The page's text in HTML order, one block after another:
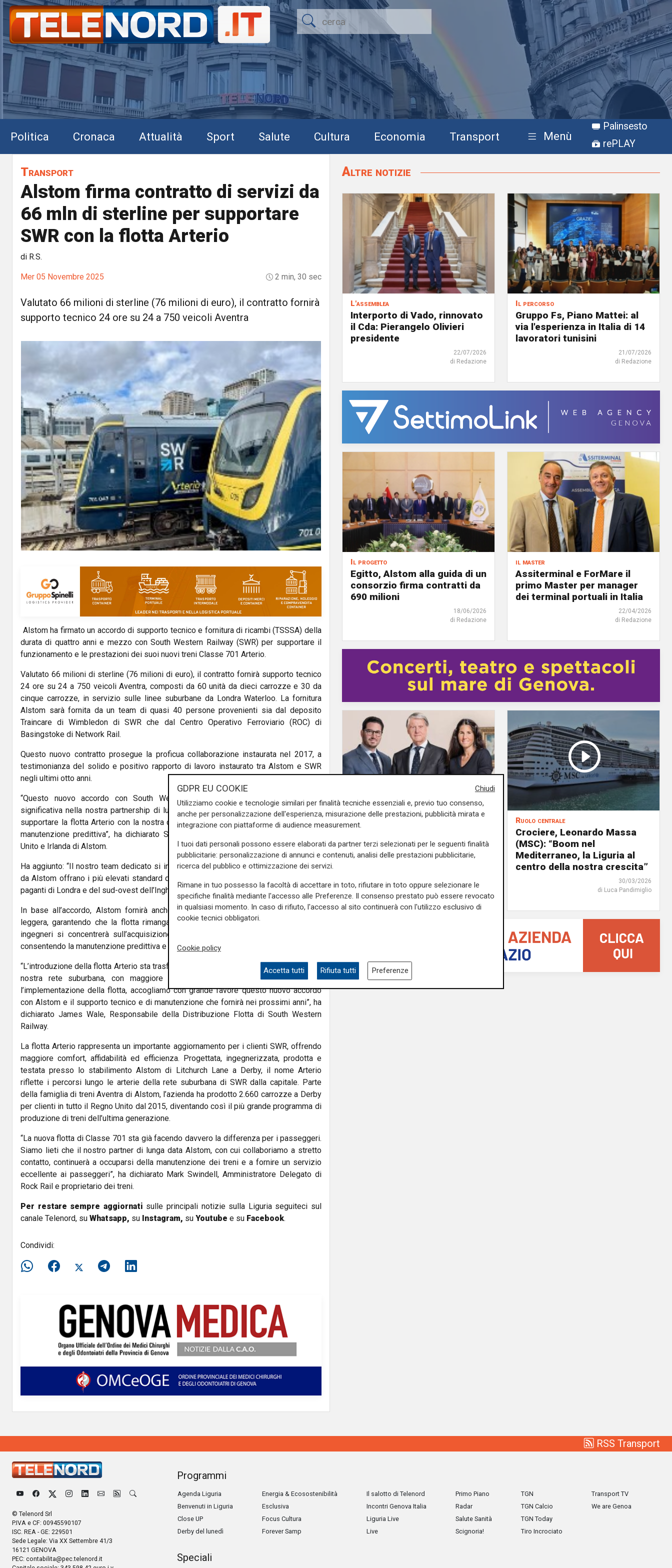
Politica Cronaca Attualità Sport Salute Cultura Economia Transport Menù
Palinsesto
rePLAY
Transport
Alstom firma contratto di servizi da
66 mln di sterline per supportare
SWR con la flotta Arterio
di R.S.
Mer 05 Novembre 2025 2 min, 30 sec
Valutato 66 milioni di sterline (76 milioni di euro), il contratto fornirà
supporto tecnico 24 ore su 24 a 750 veicoli Aventra
Alstom ha firmato un accordo di supporto tecnico e fornitura di ricambi (TSSSA) della
durata di quattro anni e mezzo con South Western Railway (SWR) per supportare il
funzionamento e le prestazioni dei suoi nuovi treni Classe 701 Arterio.
Valutato 66 milioni di sterline (76 milioni di euro), il contratto fornirà supporto tecnico
24 ore su 24 a 750 veicoli Aventra, composti da 60 unità da dieci carrozze e 30 da
cinque carrozze, in servizio sulle linee suburbane da Londra Waterloo. La fornitura
Alstom sarà fornita da un team di quasi 40 persone provenienti sia dal deposito
Traincare di Wimbledon di SWR che dal Centro Operativo Ferroviario (ROC) di
Basingstoke di Network Rail.
Questo nuovo contratto prosegue la proficua collaborazione instaurata nel 2017, a
testimonianza del solido e positivo rapporto di lavoro instaurato tra Alstom e SWR
negli ultimi otto anni.
“Questo nuovo accordo con South Western Railway segna una pietra miliare
significativa nella nostra partnership di lunga data. Siamo orgogliosi di continuare a
supportare la flotta Arterio con la nostra competenza tecnica e le nostre capacità di
manutenzione predittiva”, ha dichiarato Steven Harvey, Direttore Servizi per Regno
Unito e Irlanda di Alstom.
Ha aggiunto: “Il nostro team dedicato si impegna a garantire che questi treni costruiti
da Alstom offrano i più elevati standard di prestazioni e affidabilità per i passeggeri
paganti di Londra e del sud-ovest dell’Inghilterra”.
In base all’accordo, Alstom fornirà anche ricambi per la manutenzione pesante e
leggera, garantendo che la flotta rimanga in condizioni ottimali. Un team di cinque
ingegneri si concentrerà sull’acquisizione e l’analisi dei dati dai treni in servizio,
consentendo la manutenzione predittiva e il miglioramento delle prestazioni.
“L’introduzione della flotta Arterio sta trasformando i viaggi dei clienti sulle tratte della
nostra rete suburbana, con maggiore capacità e comfort. Mentre continuiamo
l’implementazione della flotta, accogliamo con grande favore questo nuovo accordo
con Alstom e il supporto tecnico e di manutenzione che fornirà nei prossimi anni”, ha
dichiarato James Wale, Responsabile della Distribuzione Flotta di South Western
Railway.
La flotta Arterio rappresenta un importante aggiornamento per i clienti SWR, offrendo
maggiore comfort, affidabilità ed efficienza. Progettata, ingegnerizzata, prodotta e
testata presso lo stabilimento Alstom di Litchurch Lane a Derby, il nome Arterio
riflette i percorsi lungo le arterie della rete suburbana di SWR dalla capitale. Parte
della famiglia di treni Aventra di Alstom, l’azienda ha prodotto 2.660 carrozze a Derby
per clienti in tutto il Regno Unito dal 2015, diventando così il più grande programma di
produzione di treni dell’ultima generazione.
“La nuova flotta di Classe 701 sta già facendo davvero la differenza per i passeggeri.
Siamo lieti che il nostro partner di lunga data Alstom, con cui collaboriamo a stretto
contatto, continuerà a occuparsi della manutenzione dei treni e a fornire un servizio
eccellente ai passeggeri”, ha dichiarato Mark Swindell, Amministratore Delegato di
Rock Rail e proprietario dei treni.
Per restare sempre aggiornati sulle principali notizie sulla Liguria seguiteci sul
canale Telenord, su Whatsapp, su Instagram, su Youtube e su Facebook.
Condividi:
Altre notizie
L'assemblea
Interporto di Vado, rinnovato
il Cda: Pierangelo Olivieri
presidente
22/07/2026
di Redazione
Il percorso
Gruppo Fs, Piano Mattei: al
via l'esperienza in Italia di 14
lavoratori tunisini
21/07/2026
di Redazione
Il progetto
Egitto, Alstom alla guida di un
consorzio firma contratti da
690 milioni
18/06/2026
di Redazione
il master
Assiterminal e ForMare il
primo Master per manager
dei terminal portuali in Italia
22/04/2026
di Redazione
il passaggio
generazione: proprietà
trasferita ai figli del
13/04/2026
Ruolo centrale
Crociere, Leonardo Massa
(MSC): “Boom nel
Mediterraneo, la Liguria al
centro della nostra crescita”
30/03/2026
di Luca Pandimiglio
RSS Transport
© Telenord Srl
P.IVA e CF: 00945590107
ISC. REA - GE: 229501
Sede Legale: Via XX Settembre 41/3
16121 GENOVA
PEC: contabilita@pec.telenord.it
Programmi
Agenda Liguria
Benvenuti in Liguria
Close UP
Derby del lunedì
Energia & Ecosostenibilità
Esclusiva
Focus Cultura
Forever Samp
Il salotto di Telenord
Incontri Genova Italia
Liguria Live
Live
Primo Piano
Radar
Salute Sanità
Scignoria!
TGN
TGN Calcio
TGN Today
Tiro Incrociato
Transport TV
We are Genoa
Speciali
Chiudi
GDPR EU COOKIE
Utilizziamo cookie e tecnologie similari per finalità tecniche essenziali e, previo tuo consenso,
anche per personalizzazione dell'esperienza, misurazione delle prestazioni, pubblicità mirata e
integrazione con piattaforme di audience measurement.
I tuoi dati personali possono essere elaborati da partner terzi selezionati per le seguenti finalità
pubblicitarie: personalizzazione di annunci e contenuti, analisi delle prestazioni pubblicitarie,
ricerca del pubblico e ottimizzazione dei servizi.
Rimane in tuo possesso la facoltà di accettare in toto, rifiutare in toto oppure selezionare le
specifiche finalità mediante l'accesso alle Preferenze. Il consenso prestato può essere revocato
in qualsiasi momento. In caso di rifiuto, l'accesso al sito continuerà con l'utilizzo esclusivo di
cookie tecnici obbligatori.
Cookie policy
Accetta tutti Rifiuta tutti Preferenze